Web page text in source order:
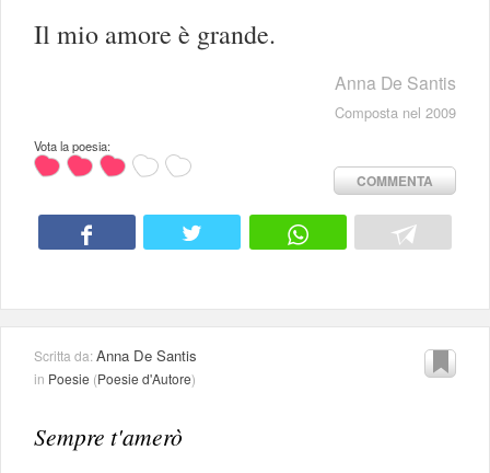
Il mio amore è grande.
Anna De Santis
Composta nel 2009
Vota la poesia:
COMMENTA
Scritta da:Anna De Santis
in Poesie (Poesie d'Autore)
Sempre t'amerò